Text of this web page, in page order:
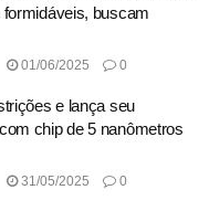
buscam
01/06/2025 0
e lança seu
chip de 5 nanômetros
31/05/2025 0